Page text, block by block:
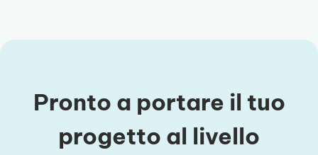
Pronto a portare il tuo
progetto al livello